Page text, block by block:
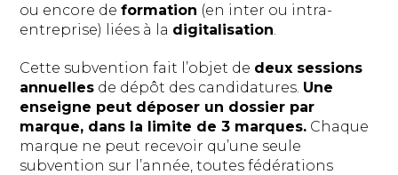
ou encore deformation (en inter ou intra-
entreprise) liées à la digitalisation
Cette subvention fait l’objet de deux sessions
annuelles de dépôt des candidatures. Une
enseigne peut déposer un dossier par
marque, dans la limite de 3 marques. Chaque
marque ne peut recevoir qu’une seule
subvention sur l’année, toutes fédérations